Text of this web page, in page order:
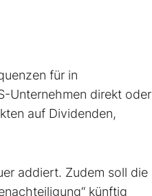
für in
Unternehmen direkt oder
auf Dividenden,
addiert. Zudem soll die
künftig